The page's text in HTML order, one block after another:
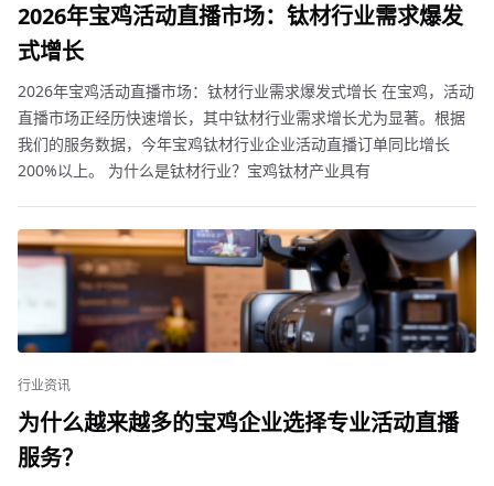
2026年宝鸡活动直播市场：钛材行业需求爆发
式增长
2026年宝鸡活动直播市场：钛材行业需求爆发式增长 在宝鸡，活动
直播市场正经历快速增长，其中钛材行业需求增长尤为显著。根据
我们的服务数据，今年宝鸡钛材行业企业活动直播订单同比增长
200%以上。 为什么是钛材行业？宝鸡钛材产业具有
行业资讯
为什么越来越多的宝鸡企业选择专业活动直播
服务？